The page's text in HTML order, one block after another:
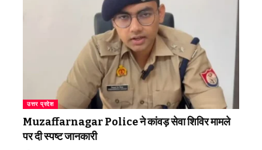
उत्तर प्रदेश
Muzaffarnagar Police ने कांवड़ सेवा शिविर मामले
पर दी स्पष्ट जानकारी